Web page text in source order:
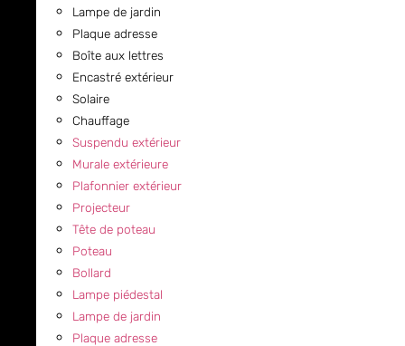
Lampe de jardin
Plaque adresse
Boîte aux lettres
Encastré extérieur
Solaire
Chauffage
Suspendu extérieur
Murale extérieure
Plafonnier extérieur
Projecteur
Tête de poteau
Poteau
Bollard
Lampe piédestal
Lampe de jardin
Plaque adresse